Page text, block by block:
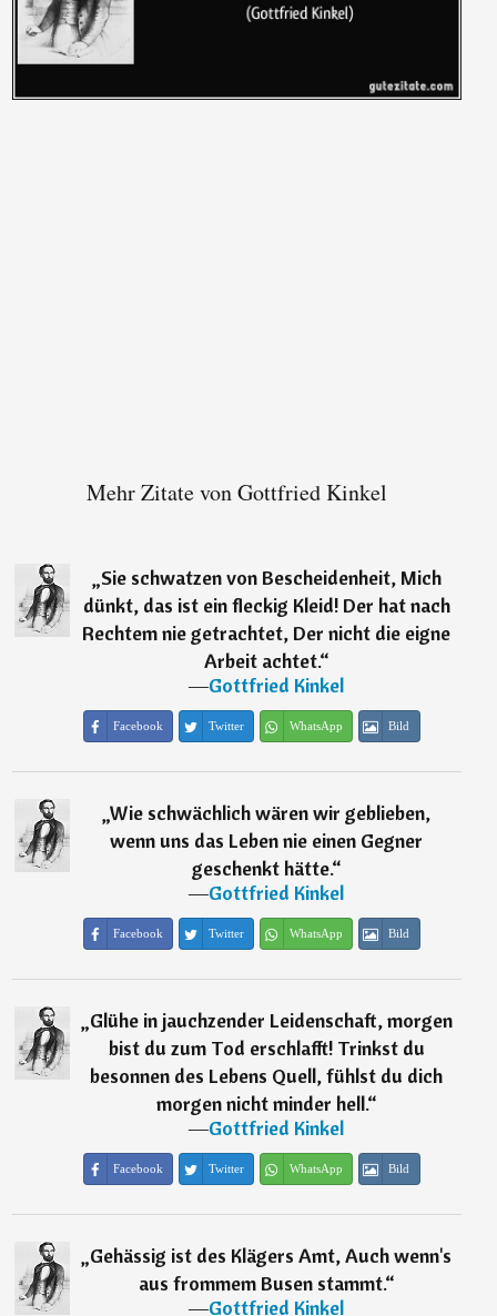
Mehr Zitate von Gottfried Kinkel
„Sie schwatzen von Bescheidenheit, Mich
dünkt, das ist ein fleckig Kleid! Der hat nach
Rechtem nie getrachtet, Der nicht die eigne
Arbeit achtet.“
―Gottfried Kinkel
Facebook Twitter WhatsApp Bild
„Wie schwächlich wären wir geblieben,
wenn uns das Leben nie einen Gegner
geschenkt hätte.“
―Gottfried Kinkel
Facebook Twitter WhatsApp Bild
„Glühe in jauchzender Leidenschaft, morgen
bist du zum Tod erschlafft! Trinkst du
besonnen des Lebens Quell, fühlst du dich
morgen nicht minder hell.“
―Gottfried Kinkel
Facebook Twitter WhatsApp Bild
„Gehässig ist des Klägers Amt, Auch wenn's
aus frommem Busen stammt.“
―Gottfried Kinkel